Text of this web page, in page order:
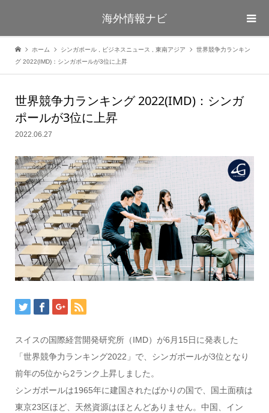
海外情報ナビ
ホーム シンガポール ビジネスニュース 東南アジア
世界競争力ランキン
グ 2022(IMD)：シンガポールが3位に上昇
世界競争力ランキング 2022(IMD)：シンガ
ポールが3位に上昇
2022.06.27
シンガポール
スイスの国際経営開発研究所（IMD）が6月15日に発表した
「世界競争力ランキング2022」で、シンガポールが3位となり
前年の5位から2ランク上昇しました。
シンガポールは1965年に建国されたばかりの国で、国土面積は
東京23区ほど、天然資源はほとんどありません。中国、イン